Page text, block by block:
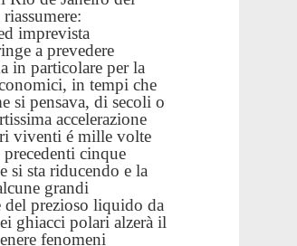
imprevista
a prevedere
in particolare per la
in tempi che
si pensava, di secoli o
accelerazione
viventi é mille volte
cinque
si sta riducendo e la
grandi
prezioso liquido da
ghiacci polari alzerà il
fenomeni